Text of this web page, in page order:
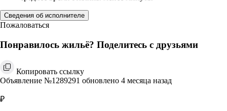
Сведения об исполнителе
Пожаловаться
Понравилось жильё? Поделитесь с друзьями
Копировать ссылку
Объявление №1289291 обновлено 4 месяца назад
₽